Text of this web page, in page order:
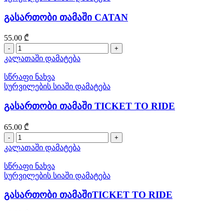
გასართობი თამაში CATAN
55.00 ₾
რაოდენობა:
გასართობი
CATAN
კალათაში დამატება
სწრაფი ნახვა
სურვილების სიაში დამატება
გასართობი თამაში TICKET TO RIDE
65.00 ₾
რაოდენობა:
გასართობი
TICKET
TO
RIDE
კალათაში დამატება
სწრაფი ნახვა
სურვილების სიაში დამატება
გასართობი თამაშიTICKET TO RIDE